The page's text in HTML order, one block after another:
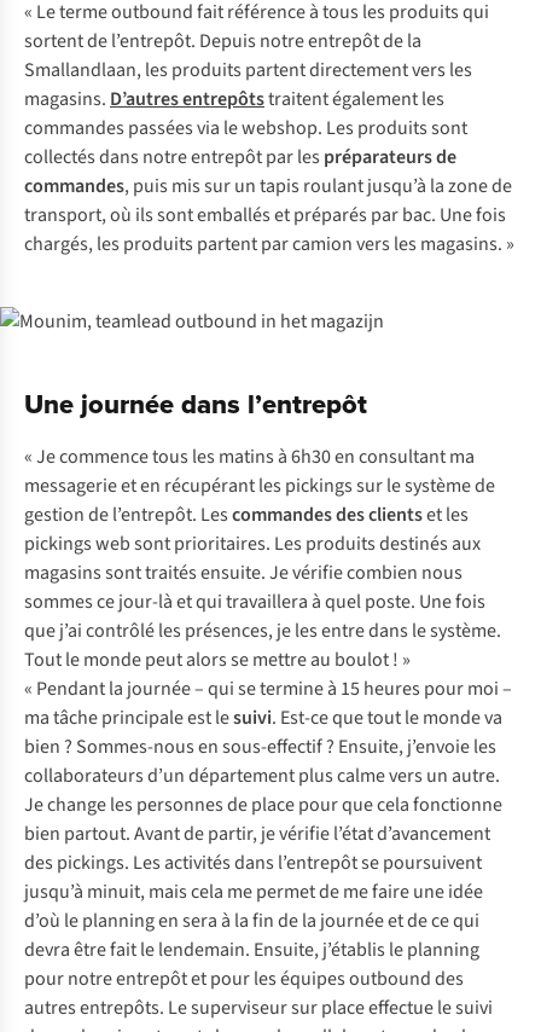
« Le terme outbound fait référence à tous les produits qui
sortent de l’entrepôt. Depuis notre entrepôt de la
Smallandlaan, les produits partent directement vers les
magasins. D’autres entrepôtstraitent également les
commandes passées via le webshop. Les produits sont
collectés dans notre entrepôt par les préparateurs de
commandes, puis mis sur un tapis roulant jusqu’à la zone de
transport, où ils sont emballés et préparés par bac. Une fois
chargés, les produits partent par camion vers les magasins. »
Une journée dans l’entrepôt
« Je commence tous les matins à 6h30 en consultant ma
messagerie et en récupérant les pickings sur le système de
gestion de l’entrepôt. Lescommandes des clientset les
pickings web sont prioritaires. Les produits destinés aux
magasins sont traités ensuite. Je vérifie combien nous
sommes ce jour-là et qui travaillera à quel poste. Une fois
que j’ai contrôlé les présences, je les entre dans le système.
Tout le monde peut alors se mettre au boulot ! »
« Pendant la journée – qui se termine à 15 heures pour moi –
ma tâche principale est lesuivi. Est-ce que tout le monde va
bien ? Sommes-nous en sous-effectif ? Ensuite, j’envoie les
collaborateurs d’un département plus calme vers un autre.
Je change les personnes de place pour que cela fonctionne
bien partout. Avant de partir, je vérifie l’état d’avancement
des pickings. Les activités dans l’entrepôt se poursuivent
jusqu’à minuit, mais cela me permet de me faire une idée
d’où le planning en sera à la fin de la journée et de ce qui
devra être fait le lendemain. Ensuite, j’établis le planning
pour notre entrepôt et pour les équipes outbound des
autres entrepôts. Le superviseur sur place effectue le suivi